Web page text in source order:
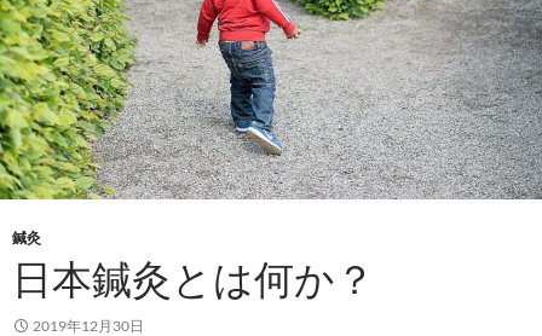
鍼灸
日本鍼灸とは何か？
2019年12月30日